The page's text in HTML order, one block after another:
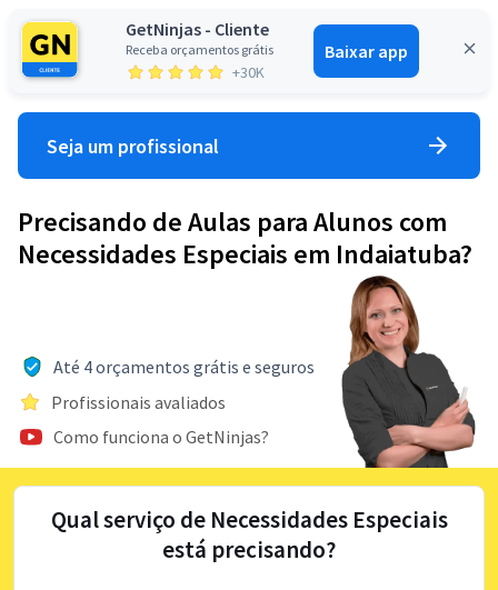
GetNinjas - Cliente
Receba orçamentos grátis
+30K
Baixar app
Entrar
Seja um profissional
Precisando de Aulas para Alunos com
Necessidades Especiais em Indaiatuba?
Até 4 orçamentos grátis e seguros
Profissionais avaliados
Como funciona o GetNinjas?
Qual serviço de Necessidades Especiais
está precisando?